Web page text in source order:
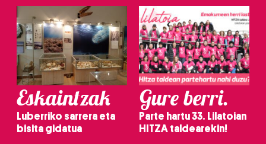
Eskaintzak
Luberriko sarrera eta
bisita gidatua
Gure berri.
Parte hartu 33. Lilatoian
HITZA taldearekin!